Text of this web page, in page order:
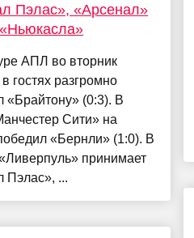
Пэлас», «Арсенал»
АПЛ во вторник
гостях разгромно
«Брайтону» (0:3). В
Сити» на
«Бернли» (1:0). В
принимает
Пэлас», ...